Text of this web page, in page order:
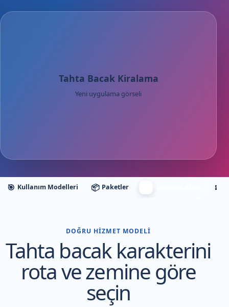
Tahta Bacak Kiralama
Yeni uygulama görseli
🎯 Kullanım Modelleri 📦 Paketler 🧩
DOĞRU HIZMET MODELI
Tahta bacak karakterini
rota ve zemine göre
seçin